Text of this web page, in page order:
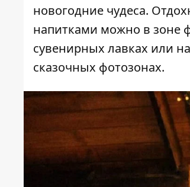
новогодние чудеса.
напитками можно в зоне
сувенирных лавках или
сказочных фотозонах.